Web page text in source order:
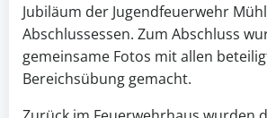
Jubiläum der Jugendfeuerwehr
Abschlussessen. Zum Abschluss
gemeinsame Fotos mit allen
Bereichsübung gemacht.